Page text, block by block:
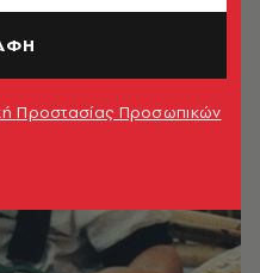
Προστασίας Προσωπικών